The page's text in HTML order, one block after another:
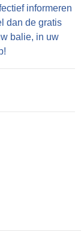
informeren
dan de gratis
balie, in uw